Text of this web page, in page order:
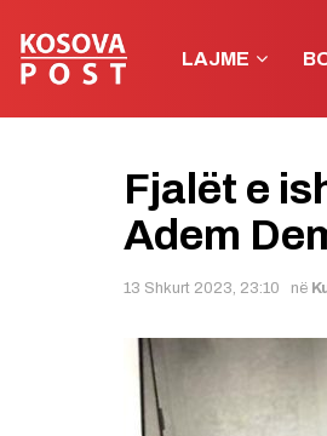
LAJME
Fjalët e
Adem
13 Shkurt 2023, 23:10 në